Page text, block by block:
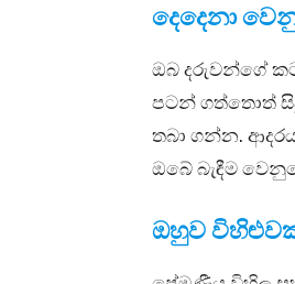
දෙදෙනා
ඔබ දරුවන්ගේ
පටන් ගත්තොත්
තබා ගන්න.
ඔබේ බැඳීම
ඔහුව